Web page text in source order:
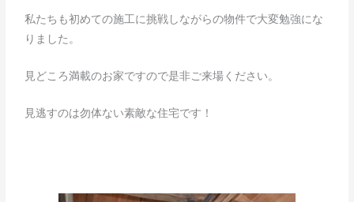
私たちも初めての施工に挑戦しながらの物件で大変勉強にな
りました。
見どころ満載のお家ですので是非ご来場ください。
見逃すのは勿体ない素敵な住宅です！